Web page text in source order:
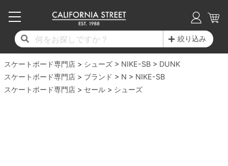
絞り込み
スケートボード専門店 シューズ NIKE-SB
DUNK
スケートボード専門店
ブランド N
NIKE-SB
スケートボード専門店
セール シューズ
17時までのご注文は当日発送！
11,000円以上で送料無料！
毎月1日はポイント5倍！10日と20日は3倍！
コンプリートセット（完成品）
17時までのご注文は当日発送！
11,000円以上で送料無料！
毎月1日はポイント5倍！10日と20日は3倍！
デッキ新着一覧
子供用デッキ
7.0inch以下
7.2inch
17時までのご注文は当日発送！
11,000円以上で送料無料！
毎月1日はポイント5倍！10日と20日は3倍！
トラック新着一覧
7.0inch以下
7.2inch
7.3inch
17時までのご注文は当日発送！
11,000円以上で送料無料！
毎月1日はポイント5倍！10日と20日は3倍！
ウィール新着一覧
50mm
51mm
52mm
17時までのご注文は当日発送！
11,000円以上で送料無料！
毎月1日はポイント5倍！10日と20日は3倍！
シューズ新着一覧
20cm
21cm
22cm
17時までのご注文は当日発送！
11,000円以上で送料無料！
毎月1日はポイント5倍！10日と20日は3倍！
Tシャツ
17時までのご注文は当日発送！
11,000円以上で送料無料！
毎月1日はポイント5倍！10日と20日は3倍！
最新ブログ一覧
17時までのご注文は当日発送！
11,000円以上で送料無料！
毎月1日はポイント5倍！10日と20日は3倍！
初心者の方へ
17時までのご注文は当日発送！
11,000円以上で送料無料！
毎月1日はポイント5倍！10日と20日は3倍！
店舗情報